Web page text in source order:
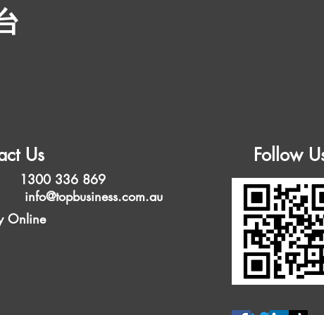
Us
1300 336 869
info@topbusiness.com.au
Online
Follow